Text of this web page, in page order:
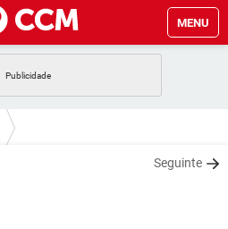
MENU
Seguinte